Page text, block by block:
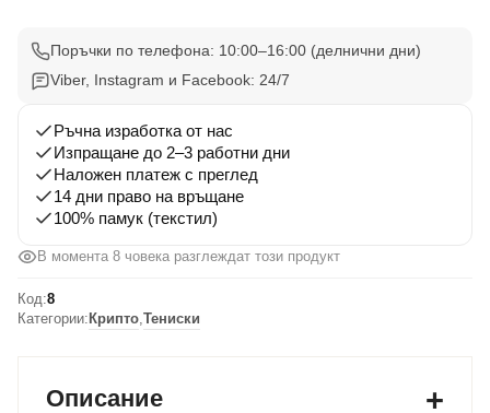
Boss
Вариант
Поръчки по телефона: 10:00–16:00 (делнични дни)
Viber, Instagram и Facebook: 24/7
Ръчна изработка от нас
Изпращане до 2–3 работни дни
Наложен платеж с преглед
14 дни право на връщане
100% памук (текстил)
В момента 8 човека разглеждат този продукт
Код:8
Категории: Крипто Тениски
Описание